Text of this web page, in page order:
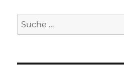
Suche
nach: